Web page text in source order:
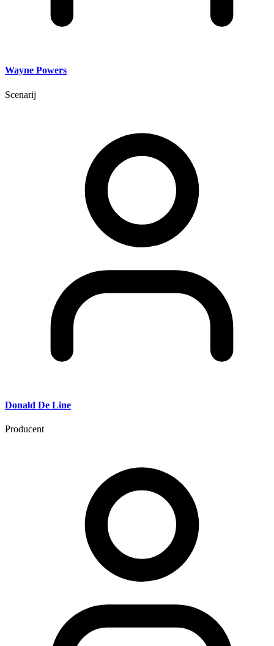
Wayne Powers
Scenarij
Donald De Line
Producent